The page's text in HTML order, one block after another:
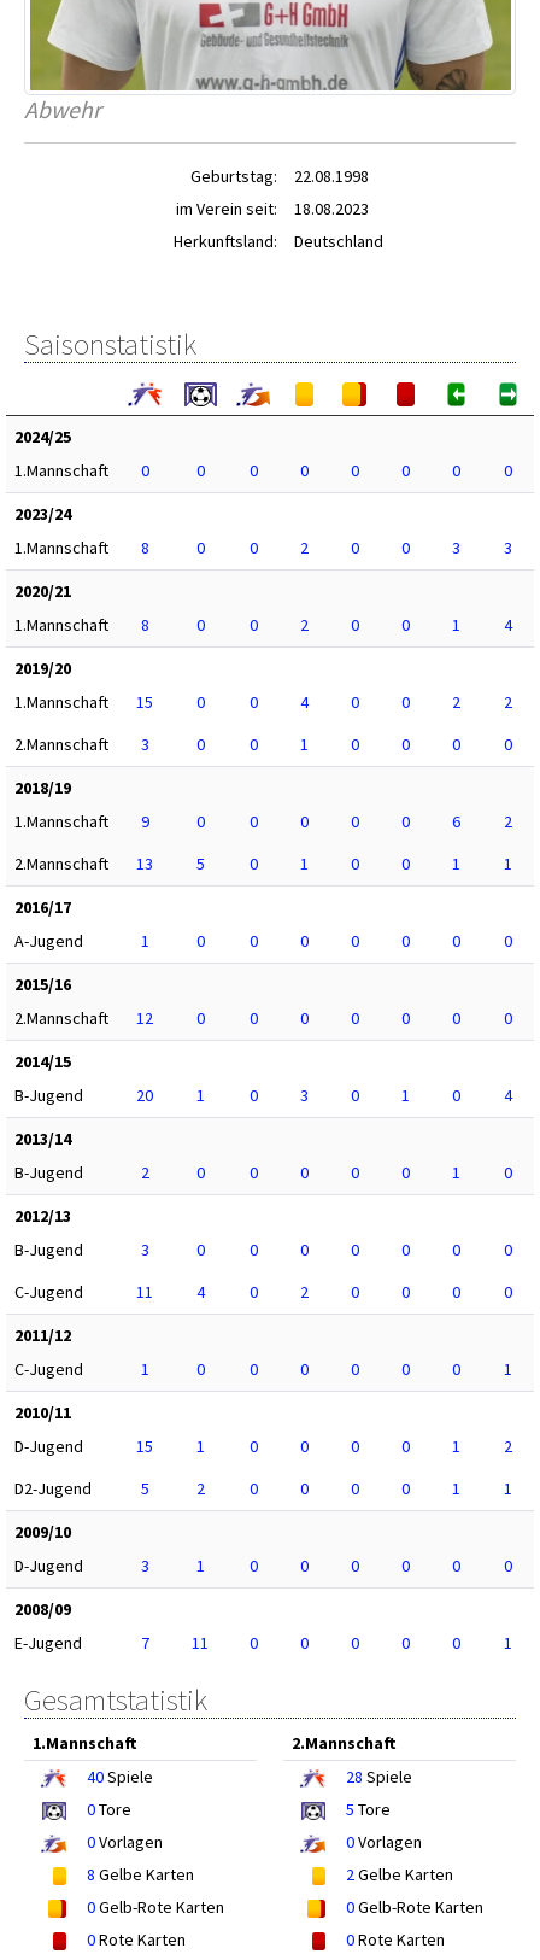
Abwehr
Geburtstag:
22.08.1998
im Verein seit:
18.08.2023
Herkunftsland:
Deutschland
Saisonstatistik
2024/25
1.Mannschaft
0 0 0 0 0 0 0
0
2023/24
1.Mannschaft
8 0 0 2 0 0 3
3
2020/21
1.Mannschaft
8 0 0 2 0 0 1
4
2019/20
1.Mannschaft
15 0 0 4 0 0 2
2
2.Mannschaft
3 0 0 1 0 0 0
0
2018/19
1.Mannschaft
9 0 0 0 0 0 6
2
2.Mannschaft
13 5 0 1 0 0 1
1
2016/17
A-Jugend
1 0 0 0 0 0 0
0
2015/16
2.Mannschaft
12 0 0 0 0 0 0
0
2014/15
B-Jugend
20 1 0 3 0 1 0
4
2013/14
B-Jugend
2 0 0 0 0 0 1
0
2012/13
B-Jugend
3 0 0 0 0 0 0
0
C-Jugend
11 4 0 2 0 0 0
0
2011/12
C-Jugend
1 0 0 0 0 0 0
1
2010/11
D-Jugend
15 1 0 0 0 0 1
2
D2-Jugend
5 2 0 0 0 0 1
1
2009/10
D-Jugend
3 1 0 0 0 0 0
0
2008/09
E-Jugend
7 11 0 0 0 0 0 1
Gesamtstatistik
1.Mannschaft
40Spiele
0Tore
0Vorlagen
8 Gelbe Karten
0Gelb-Rote Karten
0Rote Karten
2.Mannschaft
28 Spiele
5 Tore
0Vorlagen
2Gelbe Karten
0Gelb-Rote Karten
0Rote Karten